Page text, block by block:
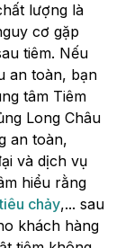
lượng là
cơ gặp
tiêm. Nếu
an toàn, bạn
tâm Tiêm
Long Châu
an toàn,
và dịch vụ
hiểu rằng
tiêu chảy,... sau
khách hàng